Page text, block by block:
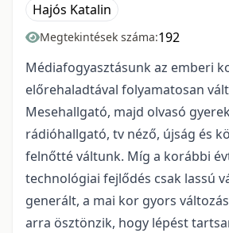
Hajós Katalin
Megtekintések száma:192
Médiafogyasztásunk az emberi
előrehaladtával folyamatosan
Mesehallgató, majd olvasó
rádióhallgató, tv néző, újság és
felnőtté váltunk. Míg a korábbi
technológiai fejlődés csak lassú
generált, a mai kor gyors
arra ösztönzik, hogy lépést